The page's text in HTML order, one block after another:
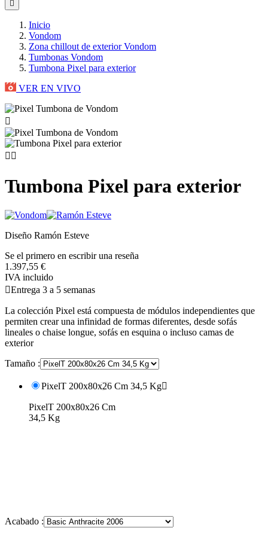

Inicio
Vondom
Zona chillout de exterior Vondom
Tumbonas Vondom
Tumbona Pixel para exterior
VER EN VIVO

 
Tumbona Pixel para exterior
Diseño Ramón Esteve
Se el primero en escribir una reseña
1.397,55 €
IVA incluido
Entrega 3 a 5 semanas
La colección Pixel está compuesta de módulos independientes que
permiten crear una infinidad de formas diferentes, desde sofás
lineales o chaise longue, sofás en esquina o incluso camas de
exterior
Tamaño :
PixelT 200x80x26 Cm 34,5 Kg
PixelT 200x80x26 Cm
34,5 Kg
Acabado :